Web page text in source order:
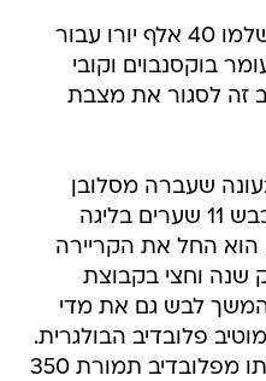
לבסוף הוסכם שהאדומים ישלמו 40 אלף יורו עבור
בוקסנבוים וקובי
זה לסגור את מצבת
26 הושאל בעונה שעברה מסלובן
ברטיסלבה להפועל חיפה, כבש 11 שערים בליגה
הוא החל את הקריירה
שנה וחצי בקבוצת
לבש גם את מדי
פלובדיב הבולגרית.
סלובן ברטיסלבה רכשה אותו מפלובדיב תמורת 350